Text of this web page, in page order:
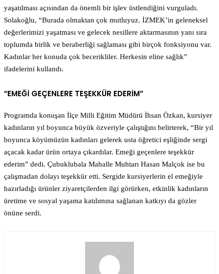
yaşatılması açısından da önemli bir işlev üstlendiğini vurguladı.
Solakoğlu, “Burada olmaktan çok mutluyuz. İZMEK’in geleneksel
değerlerimizi yaşatması ve gelecek nesillere aktarmasının yanı sıra
toplumda birlik ve beraberliği sağlaması gibi birçok fonksiyonu var.
Kadınlar her konuda çok becerikliler. Herkesin eline sağlık”
ifadelerini kullandı.
“EMEĞİ GEÇENLERE TEŞEKKÜR EDERİM”
Programda konuşan İlçe Milli Eğitim Müdürü İhsan Özkan, kursiyer
kadınların yıl boyunca büyük özveriyle çalıştığını belirterek, “Bir yıl
boyunca köyümüzün kadınları gelerek usta öğretici eşliğinde sergi
açacak kadar ürün ortaya çıkardılar. Emeği geçenlere teşekkür
ederim” dedi. Çubuklubala Mahalle Muhtarı Hasan Malçok ise bu
çalışmadan dolayı teşekkür etti. Sergide kursiyerlerin el emeğiyle
hazırladığı ürünler ziyaretçilerden ilgi görürken, etkinlik kadınların
üretime ve sosyal yaşama katılımına sağlanan katkıyı da gözler
önüne serdi.